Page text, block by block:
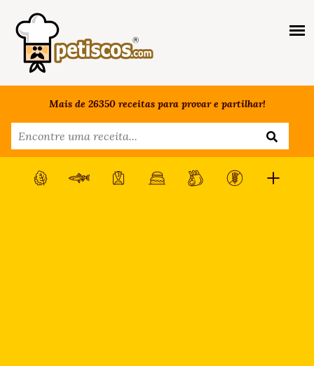
Mais de 26350 receitas para provar e partilhar!